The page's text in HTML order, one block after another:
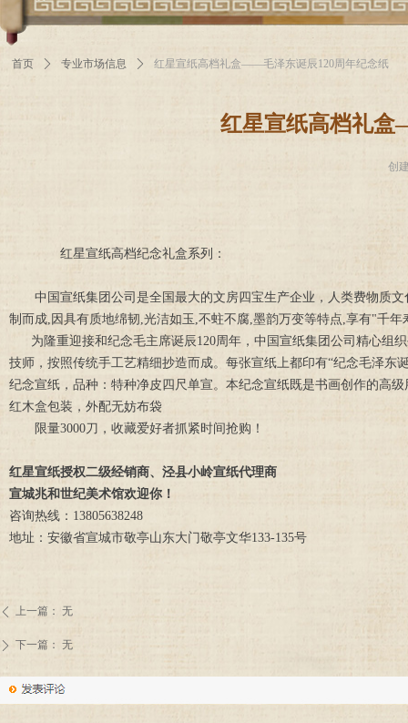
红星宣纸高档礼
红星宣纸高档纪念礼盒系列：
中国宣纸集团公司是全国最大的文房四宝生产企业，人类费物质文
制而成,因具有质地绵韧,光洁如玉,不蛀不腐,墨韵万变等特点,享有"千
为隆重迎接和纪念毛主席诞辰120周年，中国宣纸集团公司精心组
技师，按照传统手工艺精细抄造而成。每张宣纸上都印有“纪念毛泽东
纪念宣纸，品种：特种净皮四尺单宣。本纪念宣纸既是书画创作的高
红木盒包装，外配无妨布袋
限量3000刀，收藏爱好者抓紧时间抢购！
红星宣纸授权二级经销商、泾县小岭宣纸代理商
宣城兆和世纪美术馆欢迎你！
咨询热线：13805638248
地址：安徽省宣城市敬亭山东大门敬亭文华133-135号
创
首页 ꄲ 专业市场信息 ꄲ 红星宣纸高档礼盒——毛泽东诞辰120周年纪念纸
ꄴ 上一篇： 无
ꄲ 下一篇： 无